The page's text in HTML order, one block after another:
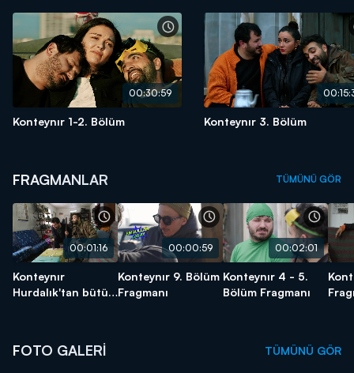
00:30:59
Konteynır 1-2. Bölüm Konteynır 3. Bölüm
FRAGMANLAR TÜMÜNÜ GÖR
00:01:16
Konteynır
Hurdalık'tan bütün
00:00:59
Konteynır 9. Bölüm
Fragmanı
00:02:01
Konteynır 4 - 5.
Bölüm Fragmanı
FOTO GALERİ TÜMÜNÜ GÖR